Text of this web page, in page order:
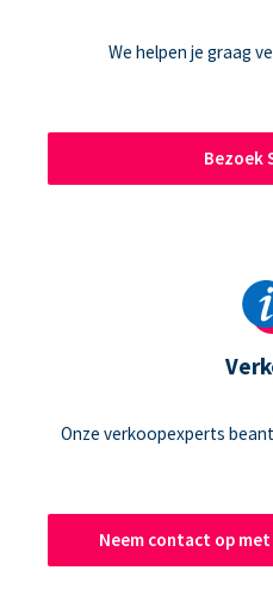
We helpen je graag
Bezoek
Onze verkoopexperts
Neem contact op